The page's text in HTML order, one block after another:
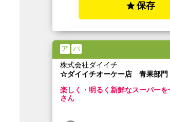
保存
ア パ
株式会社ダイイチ
☆ダイイチオーケー店 青果部門
楽しく・明るく新鮮なスーパー
さん